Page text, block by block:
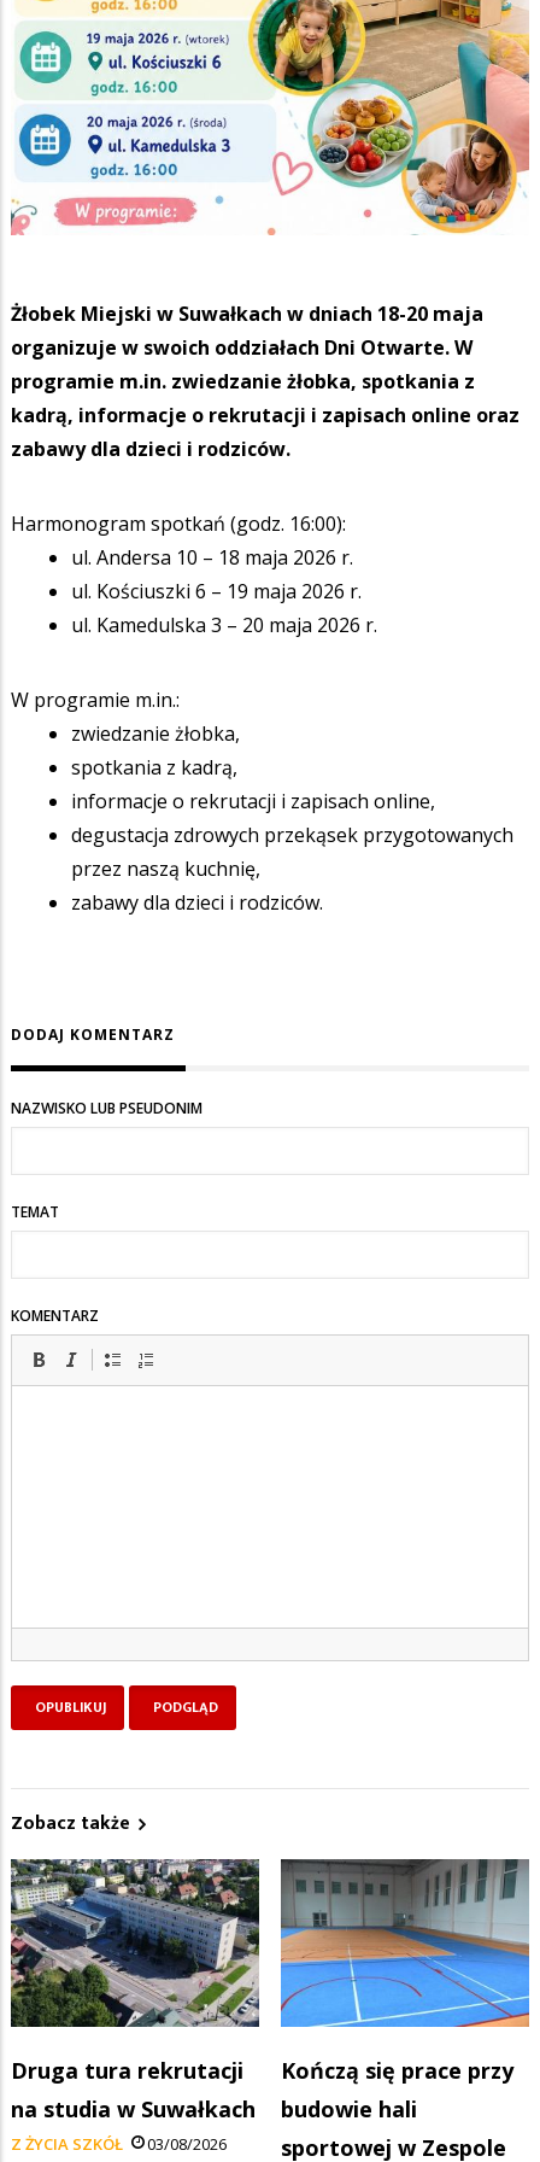
Żłobek Miejski w Suwałkach w dniach 18-20 maja
organizuje w swoich oddziałach Dni Otwarte. W
programie m.in. zwiedzanie żłobka, spotkania z
kadrą, informacje o rekrutacji i zapisach online oraz
zabawy dla dzieci i rodziców.
Harmonogram spotkań (godz. 16:00):
ul. Andersa 10 – 18 maja 2026 r.
ul. Kościuszki 6 – 19 maja 2026 r.
ul. Kamedulska 3 – 20 maja 2026 r.
W programie m.in.:
zwiedzanie żłobka,
spotkania z kadrą,
informacje o rekrutacji i zapisach online,
degustacja zdrowych przekąsek przygotowanych
przez naszą kuchnię,
zabawy dla dzieci i rodziców.
DODAJ KOMENTARZ
NAZWISKO LUB PSEUDONIM
TEMAT
KOMENTARZ
Zobacz także
Druga tura rekrutacji
na studia w Suwałkach
Z ŻYCIA SZKÓŁ 03/08/2026
Kończą się prace przy
budowie hali
sportowej w Zespole